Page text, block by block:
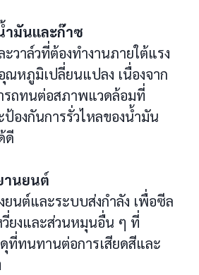
ำมันและก๊าซ
วาล์วที่ต้องทำงานภายใต้แรง
ณหภูมิเปลี่ยนแปลง เนื่องจาก
รถทนต่อสภาพแวดล้อมที่
องกันการรั่วไหลของน้ำมัน
ดี
านยนต์
ยนต์และระบบส่งกำลัง เพื่อซีล
วี่ยงและส่วนหมุนอื่น ๆ ที่
ดุที่ทนทานต่อการเสียดสีและ